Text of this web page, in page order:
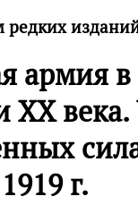
редких
армия
XX
г.